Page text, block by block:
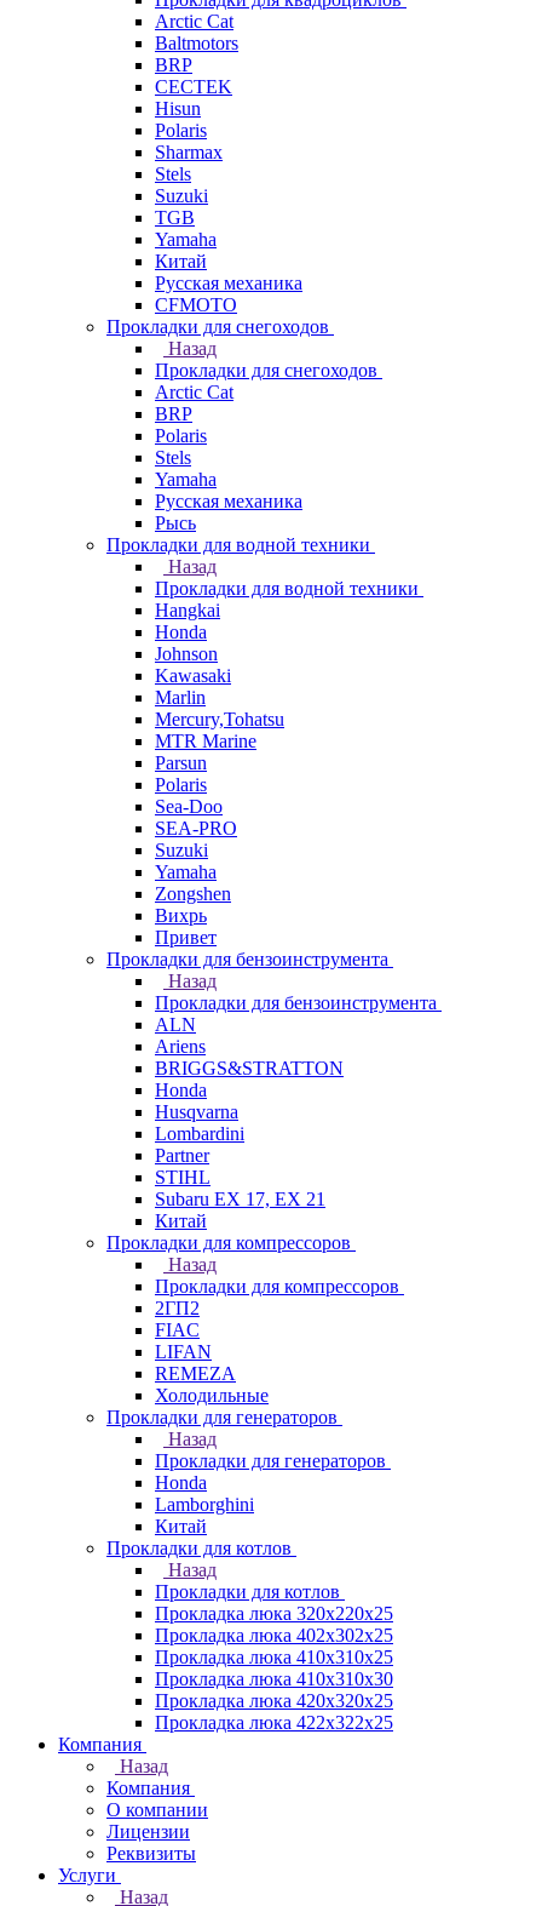
Arctic Cat
Baltmotors
BRP
CECTEK
Hisun
Polaris
Sharmax
Stels
Suzuki
TGB
Yamaha
Китай
Русская механика
СFMOTO
Прокладки для снегоходов
Назад
Прокладки для снегоходов
Arctic Cat
BRP
Polaris
Stels
Yamaha
Русская механика
Рысь
Прокладки для водной техники
Назад
Прокладки для водной техники
Hangkai
Honda
Johnson
Kawasaki
Marlin
Mercury,Tohatsu
MTR Marine
Parsun
Polaris
Sea-Doo
SEA-PRO
Suzuki
Yamaha
Zongshen
Вихрь
Привет
Прокладки для бензоинструмента
Назад
Прокладки для бензоинструмента
ALN
Ariens
BRIGGS&STRATTON
Honda
Husqvarna
Lombardini
Partner
STIHL
Subaru EX 17, EX 21
Китай
Прокладки для компрессоров
Назад
Прокладки для компрессоров
2ГП2
FIAC
LIFAN
REMEZA
Холодильные
Прокладки для генераторов
Назад
Прокладки для генераторов
Honda
Lamborghini
Китай
Прокладки для котлов
Назад
Прокладки для котлов
Прокладка люка 320x220x25
Прокладка люка 402x302x25
Прокладка люка 410x310x25
Прокладка люка 410х310х30
Прокладка люка 420x320x25
Прокладка люка 422x322x25
Компания
Назад
Компания
О компании
Лицензии
Реквизиты
Услуги
Назад